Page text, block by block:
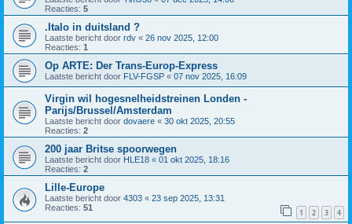
Reacties: 5
.Italo in duitsland ?
Laatste bericht door rdv « 26 nov 2025, 12:00
Reacties: 1
Op ARTE: Der Trans-Europ-Express
Laatste bericht door FLV-FGSP « 07 nov 2025, 16:09
Virgin wil hogesnelheidstreinen Londen -
Parijs/Brussel/Amsterdam
Laatste bericht door dovaere « 30 okt 2025, 20:55
Reacties: 2
200 jaar Britse spoorwegen
Laatste bericht door HLE18 « 01 okt 2025, 18:16
Reacties: 2
Lille-Europe
Laatste bericht door 4303 « 23 sep 2025, 13:31
Reacties: 51 1 2 3 4